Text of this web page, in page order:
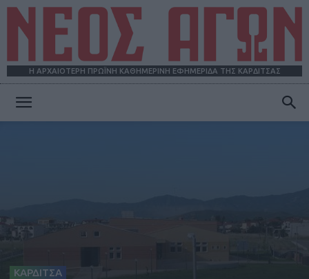
Η ΑΡΧΑΙΟΤΕΡΗ ΠΡΩΪΝΗ ΚΑΘΗΜΕΡΙΝΗ ΕΦΗΜΕΡΙΔΑ ΤΗΣ ΚΑΡΔΙΤΣΑΣ
ΚΑΡΔΙΤΣΑ